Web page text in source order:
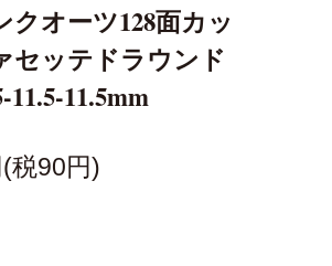
クオーツ128面カッ
セッテドラウンド
11.5-11.5mm
税90円)